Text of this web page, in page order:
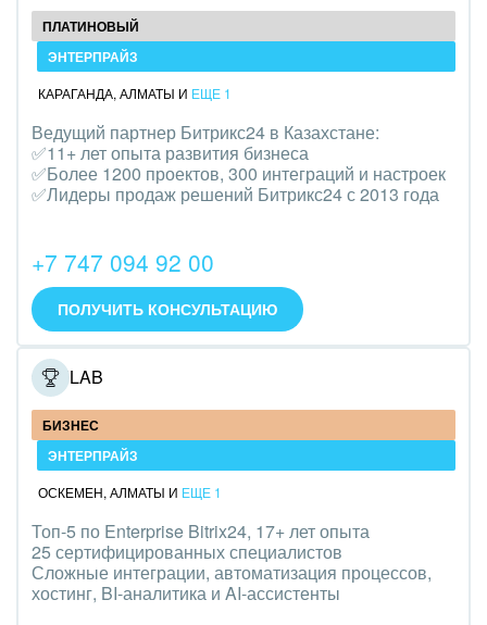
Внедрение онлайн-офиса / Интранета
СМИ, издательства, справочники
Страхование
Строительство, ремонт и благоустройство
Транспорт, Авиация, автобизнес
Трудоустройство
Красота, фитнес, спорт
PR, маркетинг, реклама,
АПК и пищевая промышленность
Выставки, семинары, конференции
Горнодобывающая отрасль
Досуг, туризм и отдых
Изготовление памятников и мемориальных
комплексов
Инвестиционный бизнес
ПЛАТИНОВЫЙ
ЭНТЕРПРАЙЗ
КАРАГАНДА, АЛМАТЫ И ЕЩЕ 1
Ведущий партнер Битрикс24 в Казахстане:
✅11+ лет опыта развития бизнеса
✅Более 1200 проектов, 300 интеграций и настроек
✅Лидеры продаж решений Битрикс24 с 2013 года
+7 747 094 92 00
ПОЛУЧИТЬ КОНСУЛЬТАЦИЮ
ONELAB
БИЗНЕС
ЭНТЕРПРАЙЗ
ОСКЕМЕН, АЛМАТЫ И ЕЩЕ 1
Топ-5 по Enterprise Bitrix24, 17+ лет опыта
25 сертифицированных специалистов
Сложные интеграции, автоматизация процессов,
хостинг, BI-аналитика и AI-ассистенты